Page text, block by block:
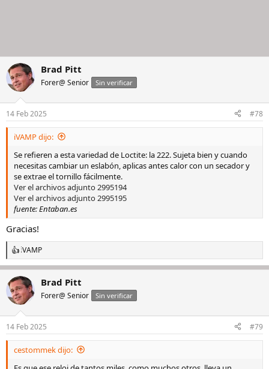
Brad Pitt
Forer@ Senior Sin verificar
14 Feb 2025 #78
iVAMP dijo:
Se refieren a esta variedad de Loctite: la 222. Sujeta bien y cuando
necesitas cambiar un eslabón, aplicas antes calor con un secador y
se extrae el tornillo fácilmente.
Ver el archivos adjunto 2995194
Ver el archivos adjunto 2995195
fuente: Entaban.es
Gracias!
R
e
c
c
i
e
s
iVAMP
Brad Pitt
Forer@ Senior Sin verificar
14 Feb 2025 #79
cestommek dijo: